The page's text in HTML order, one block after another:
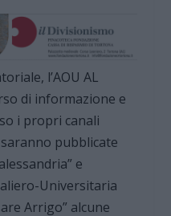
l’AOU AL
di informazione e
i propri canali
pubblicate
e
Universitaria
Arrigo” alcune